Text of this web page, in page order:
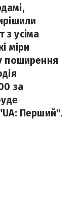
з усіма
міри
поширення
за
Перший".